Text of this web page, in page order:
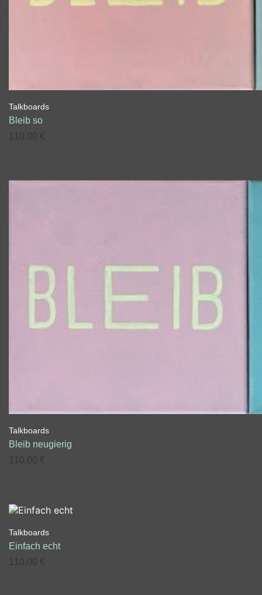
Talkboards
Bleib so
110,00
€
Talkboards
Bleib neugierig
110,00
€
Talkboards
Einfach echt
110,00
€